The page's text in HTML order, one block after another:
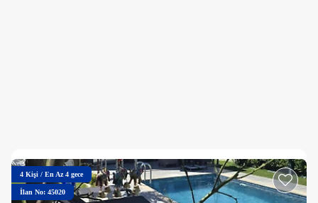
4 Kişi / En Az 4 gece
İlan No: 45020